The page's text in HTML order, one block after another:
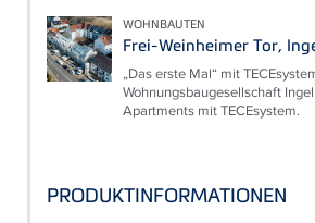
WOHNBAUTEN
Frei-Weinheimer Tor,
„Das erste Mal“ mit
Wohnungsbaugesellschaft
Apartments mit TECEsystem.
PRODUKTINFORMATIONEN